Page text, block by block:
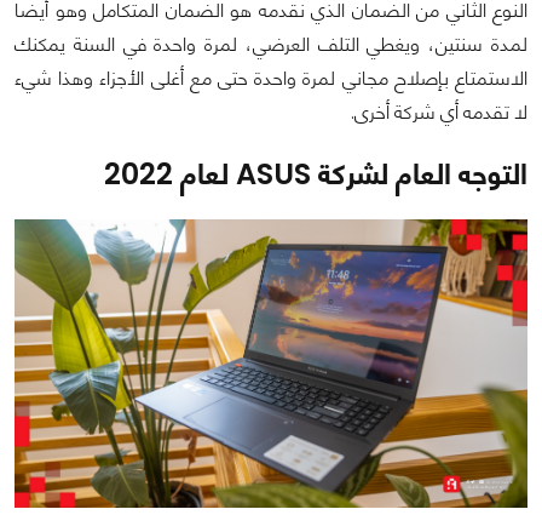
النوع الثاني من الضمان الذي نقدمه هو الضمان المتكامل وهو أيضا
لمدة سنتين، ويغطي التلف العرضي، لمرة واحدة في السنة يمكنك
الاستمتاع بإصلاح مجاني لمرة واحدة حتى مع أغلى الأجزاء وهذا شيء
لا تقدمه أي شركة أخرى.
التوجه العام لشركة ASUS لعام 2022